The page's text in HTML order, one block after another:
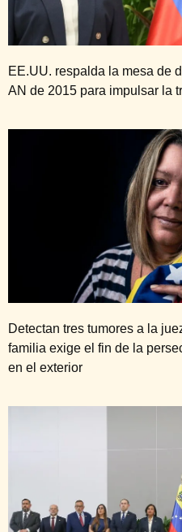
EE.UU. respalda la mesa de
AN de 2015 para impulsar la
Detectan tres tumores a la
familia exige el fin de la
en el exterior